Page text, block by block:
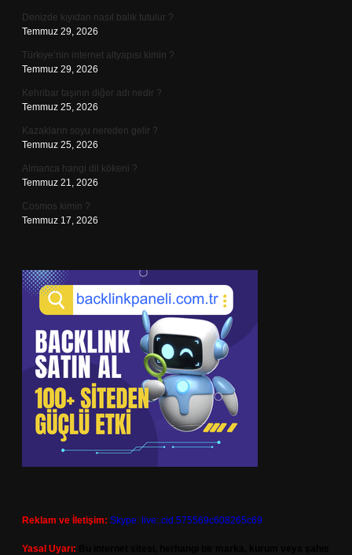
Denizde kıyıdan nasıl balık tutulur ?
Temmuz 29, 2026
Türkiye’nin internet altyapısı kimin ?
Temmuz 29, 2026
Kehribar taşının diğer adı nedir ?
Temmuz 25, 2026
Kazakların soyu nereden gelir ?
Temmuz 25, 2026
Almanca hangi dil kökeni ?
Temmuz 21, 2026
Cosmos kimin ?
Temmuz 17, 2026
Reklam ve İletişim: Skype: live:.cid.575569c608265c69
Yasal Uyarı: